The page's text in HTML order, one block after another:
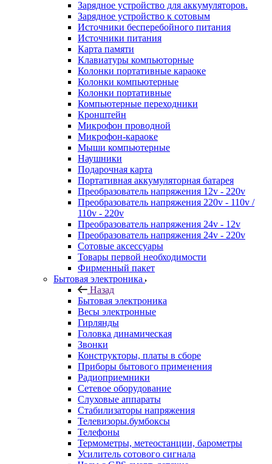
Зарядное устройство для аккумуляторов.
Зарядное устройство к сотовым
Источники бесперебойного питания
Источники питания
Карта памяти
Клавиатуры компьюторные
Колонки портативные караоке
Колонки компьютерные
Колонки портативные
Компьютерные переходники
Кронштейн
Микрофон проводной
Микрофон-караоке
Мыши компьютерные
Наушники
Подарочная карта
Портативная аккумуляторная батарея
Преобразователь напряжения 12v - 220v
Преобразователь напряжения 220v - 110v /
110v - 220v
Преобразователь напряжения 24v - 12v
Преобразователь напряжения 24v - 220v
Сотовые аксессуары
Товары первой необходимости
Фирменный пакет
Бытовая электроника
Назад
Бытовая электроника
Весы электронные
Гирлянды
Головка динамическая
Звонки
Конструкторы, платы в сборе
Приборы бытового применения
Радиоприемники
Сетевое оборудование
Слуховые аппараты
Стабилизаторы напряжения
Телевизоры.бумбоксы
Телефоны
Термометры, метеостанции, барометры
Усилитель сотового сигнала